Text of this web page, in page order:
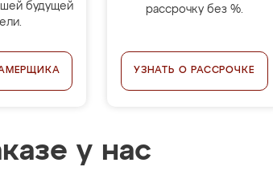
будущей
рассрочку без %.
УЗНАТЬ О РАССРОЧКЕ
у нас